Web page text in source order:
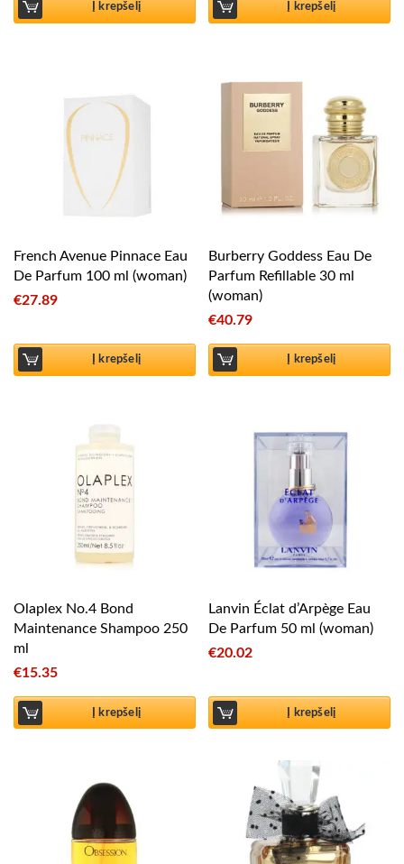
Į krepšelį Į krepšelį
French Avenue Pinnace Eau
De Parfum 100 ml (woman)
€27.89
Į krepšelį
Burberry Goddess Eau De
Parfum Refillable 30 ml
(woman)
€40.79
Į krepšelį
Olaplex No.4 Bond
Maintenance Shampoo 250
ml
€15.35
Į krepšelį
Lanvin Éclat d’Arpège Eau
De Parfum 50 ml (woman)
€20.02
Į krepšelį